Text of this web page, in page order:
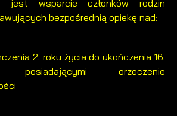
jest wsparcie członków rodzin
bezpośrednią opiekę nad:
2. roku życia do ukończenia 16.
orzeczenie
Wyrażenie zgody na analityczne pliki
dostępność wszystkich funkcjonalności.
i aktualności na stronach naszych
analizy Twoich upodobań oraz
przeglądanej witryny
mogą pojawić się na